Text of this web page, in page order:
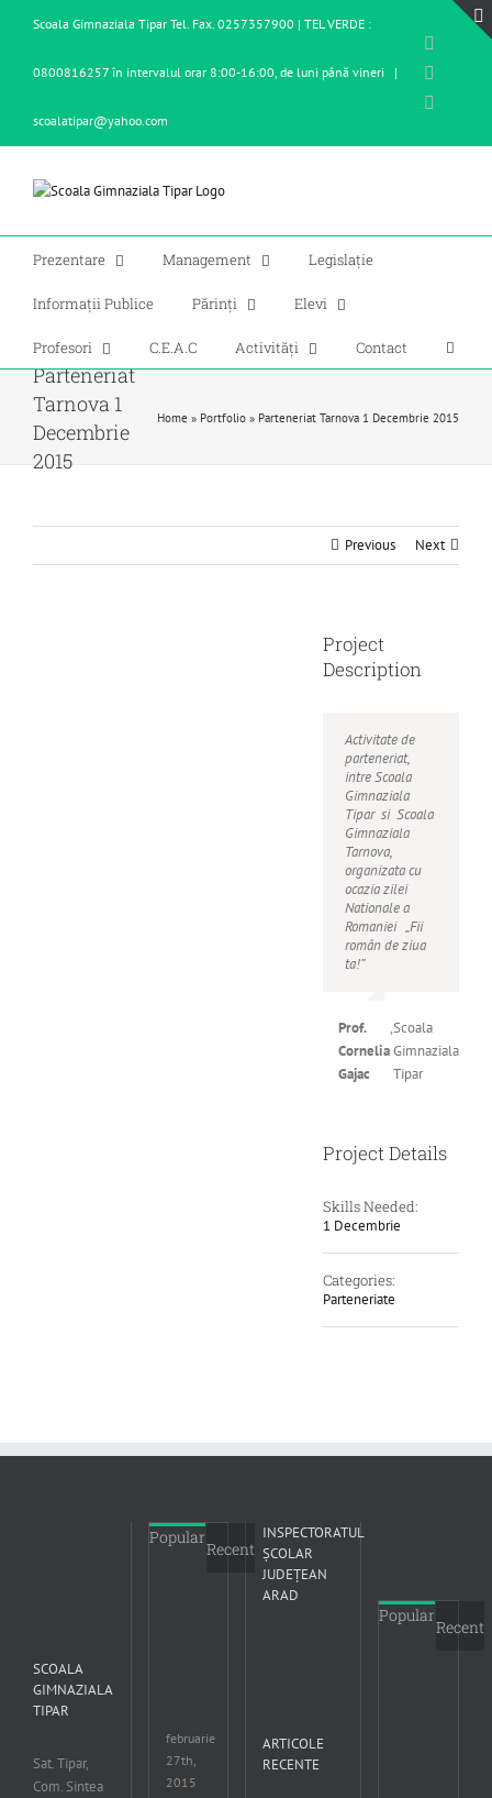
Scoala Gimnaziala Tipar Tel. Fax. 0257357900 | TEL VERDE :
0800816257 în intervalul orar 8:00-16:00, de luni până vineri |
scoalatipar@yahoo.com
Prezentare Management Legislație
Informații Publice Părinți Elevi
Profesori C.E.A.C Activități Contact
Parteneriat
Tarnova 1
Decembrie
2015
Home » Portfolio » Parteneriat Tarnova 1 Decembrie 2015
Previous Next
Project
Description
Activitate de
parteneriat,
intre Scoala
Gimnaziala
Tipar si Scoala
Gimnaziala
Tarnova,
organizata cu
ocazia zilei
Nationale a
Romaniei „Fii
român de ziua
ta!”
Prof.
Cornelia
Gajac
,Scoala
Gimnaziala
Tipar
Project Details
Skills Needed:
1 Decembrie
Categories:
Parteneriate
SCOALA
GIMNAZIALA
TIPAR
Sat. Tipar,
Com. Sintea
Popular
Recent
Înscrierea
februarie
27th,
2015
INSPECTORATUL
ŞCOLAR
JUDEŢEAN
ARAD
ARTICOLE
RECENTE
Popular
Recent